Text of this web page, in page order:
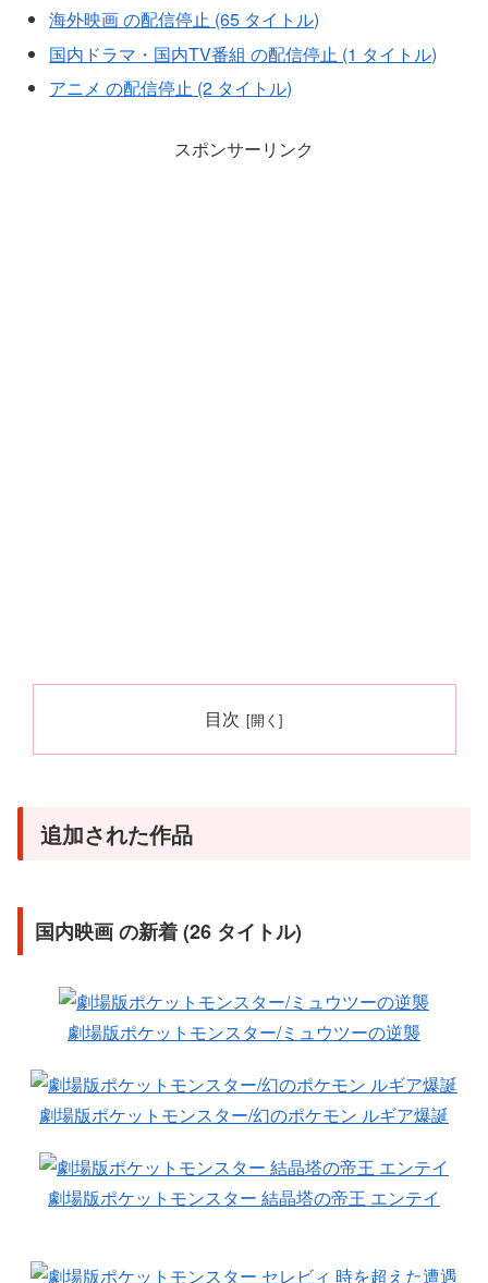
海外映画 の配信停止 (65 タイトル)
国内ドラマ・国内TV番組 の配信停止 (1 タイトル)
アニメ の配信停止 (2 タイトル)
スポンサーリンク
目次
追加された作品
国内映画 の新着 (26 タイトル)
劇場版ポケットモンスター/ミュウツーの逆襲
劇場版ポケットモンスター/幻のポケモン ルギア爆誕
劇場版ポケットモンスター 結晶塔の帝王 エンテイ